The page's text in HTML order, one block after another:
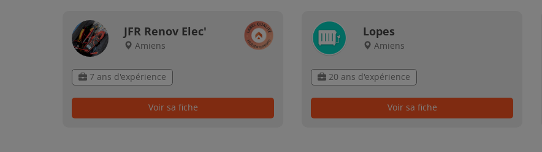
JFR Renov Elec'
Amiens
7 ans d'expérience
Voir sa fiche
Lopes
Amiens
20 ans d'expérience
Voir sa fiche